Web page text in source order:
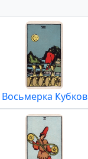
Восьмерка Кубков